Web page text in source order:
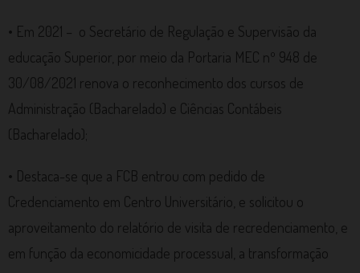
• Em 2021 – o Secretário de Regulação e Supervisão da
educação Superior, por meio da Portaria MEC nº 948 de
30/08/2021 renova o reconhecimento dos cursos de
Administração (Bacharelado) e Ciências Contábeis
(Bacharelado);
• Destaca-se que a FCB entrou com pedido de
Credenciamento em Centro Universitário, e solicitou o
aproveitamento do relatório de visita de recredenciamento, e
em função da economicidade processual, a transformação